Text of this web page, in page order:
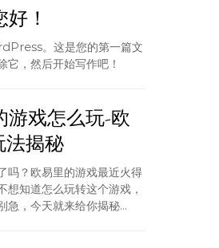
！
。这是您的第一篇文
它，然后开始写作吧！
游戏怎么玩-欧
法揭秘
吗？欧易里的游戏最近火得
想知道怎么玩转这个游戏，
急，今天就来给你揭秘...